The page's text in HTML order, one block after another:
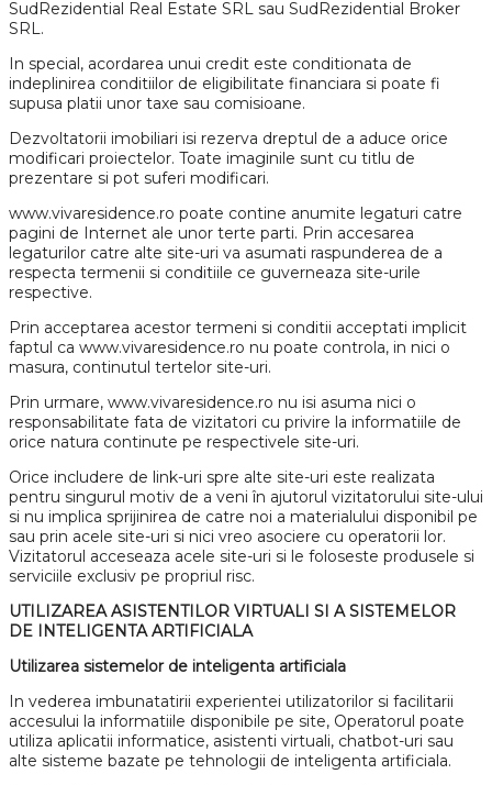
SudRezidential Real Estate SRL sau SudRezidential Broker
SRL.
In special, acordarea unui credit este conditionata de
indeplinirea conditiilor de eligibilitate financiara si poate fi
supusa platii unor taxe sau comisioane.
Dezvoltatorii imobiliari isi rezerva dreptul de a aduce orice
modificari proiectelor. Toate imaginile sunt cu titlu de
prezentare si pot suferi modificari.
www.vivaresidence.ro poate contine anumite legaturi catre
pagini de Internet ale unor terte parti. Prin accesarea
legaturilor catre alte site-uri va asumati raspunderea de a
respecta termenii si conditiile ce guverneaza site-urile
respective.
Prin acceptarea acestor termeni si conditii acceptati implicit
faptul ca www.vivaresidence.ro nu poate controla, in nici o
masura, continutul tertelor site-uri.
Prin urmare, www.vivaresidence.ro nu isi asuma nici o
responsabilitate fata de vizitatori cu privire la informatiile de
orice natura continute pe respectivele site-uri.
Orice includere de link-uri spre alte site-uri este realizata
pentru singurul motiv de a veni în ajutorul vizitatorului site-ului
si nu implica sprijinirea de catre noi a materialului disponibil pe
sau prin acele site-uri si nici vreo asociere cu operatorii lor.
Vizitatorul acceseaza acele site-uri si le foloseste produsele si
serviciile exclusiv pe propriul risc.
UTILIZAREA ASISTENTILOR VIRTUALI SI A SISTEMELOR
DE INTELIGENTA ARTIFICIALA
Utilizarea sistemelor de inteligenta artificiala
In vederea imbunatatirii experientei utilizatorilor si facilitarii
accesului la informatiile disponibile pe site, Operatorul poate
utiliza aplicatii informatice, asistenti virtuali, chatbot-uri sau
alte sisteme bazate pe tehnologii de inteligenta artificiala.